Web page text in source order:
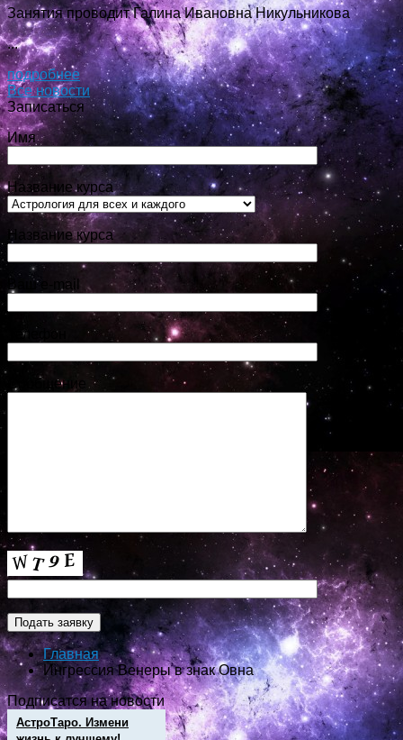
Занятия проводит Галина Ивановна Никульникова
...
подробнее
Все новости
Записаться
Имя
Название курса
Название курса
Ваш e-mail
Телефон
Сообщение
Главная
Ингрессия Венеры в знак Овна
Подписатся на новости
АстроТаро. Измени